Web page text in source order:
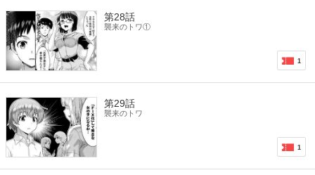
第28話
襲来のトワ①
1
第29話
襲来のトワ
1